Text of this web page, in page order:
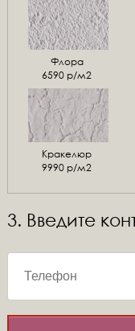
Флора
6590 р/м2
Кракелюр
9990 р/м2
3. Введите